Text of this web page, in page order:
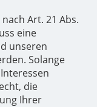
Art. 21 Abs.
eine
unseren
Solange
die
Ihrer